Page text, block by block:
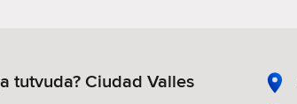
tutvuda? Ciudad Valles